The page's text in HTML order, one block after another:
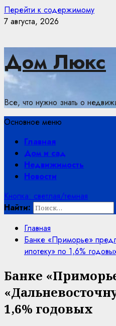
Перейти к содержимому
7 августа, 2026
Дом Люкс
Все, что нужно знать о
Основное меню
Главная
Дом и сад
Недвижимость
Новости
Кнопка: светлая/темная
Найти:
Главная
Банке «Приморье»
ипотеку» по 1,6%
Банке
1,6% годовых